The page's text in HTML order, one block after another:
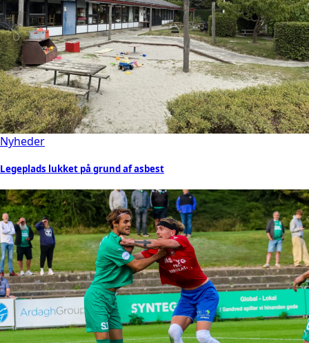
Nyheder
Legeplads lukket på grund af asbest